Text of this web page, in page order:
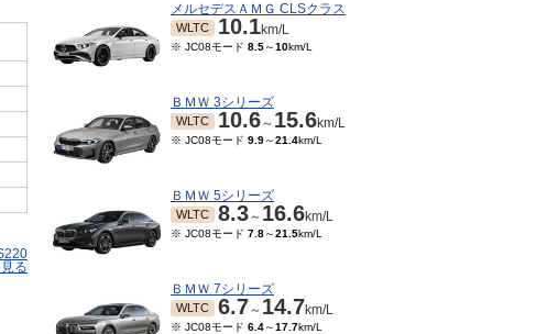
る
メルセデスＡＭＧ CLSクラス
WLTC 10.1km/L
※ JC08モード 8.5～10km/L
ＢＭＷ 3シリーズ
WLTC 10.6～ 15.6km/L
※ JC08モード 9.9～21.4km/L
ＢＭＷ 5シリーズ
WLTC 8.3～ 16.6km/L
※ JC08モード 7.8～21.5km/L
ＢＭＷ 7シリーズ
WLTC 6.7～ 14.7km/L
※ JC08モード 6.4～17.7km/L